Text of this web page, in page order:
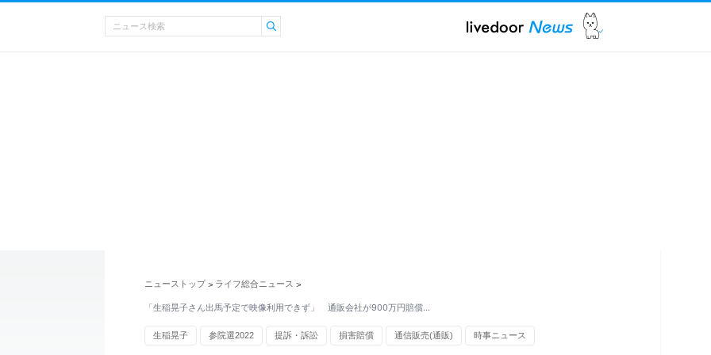
ニューストップ > ライフ総合ニュース >
「生稲晃子さん出馬予定で映像利用できず」 通販会社が900万円賠償…
生稲晃子 参院選2022 提訴・訴訟 損害賠償 通信販売(通販) 時事ニュース